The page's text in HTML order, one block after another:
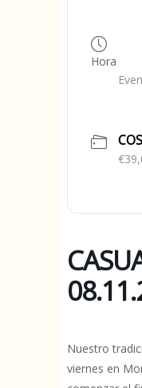
Hora
Nuestro
viernes en